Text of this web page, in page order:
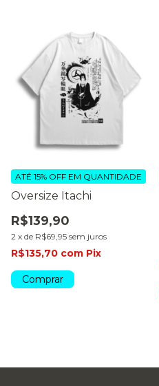
Oversize Itachi
R$139,90
2 x de R$69,95 sem juros
ATÉ 15% OFF EM QUANTIDADE
R$135,70 com Pix
Comprar